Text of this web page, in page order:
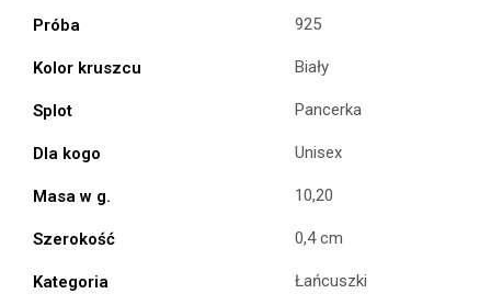
Próba 925
Kolor kruszcu Biały
Splot Pancerka
Dla kogo Unisex
Masa w g. 10,20
Szerokość 0,4 cm
Kategoria Łańcuszki